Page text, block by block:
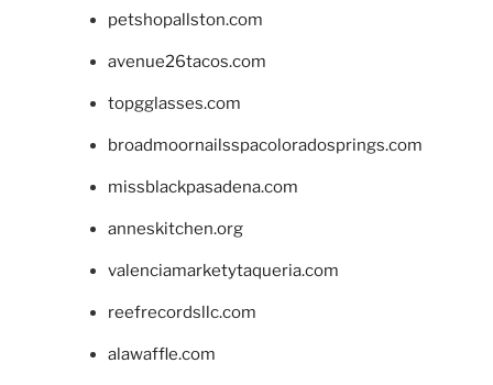
petshopallston.com
avenue26tacos.com
topgglasses.com
broadmoornailsspacoloradosprings.com
missblackpasadena.com
anneskitchen.org
valenciamarketytaqueria.com
reefrecordsllc.com
alawaffle.com